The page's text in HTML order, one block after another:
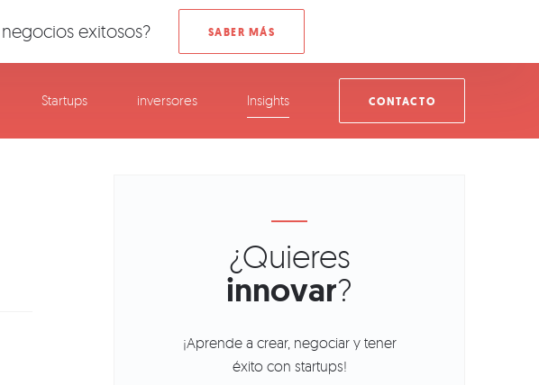
Startups inversores Insights CONTACTO
¿Quieres
innovar?
¡Aprende a crear, negociar y tener
éxito con startups!
exitosos?